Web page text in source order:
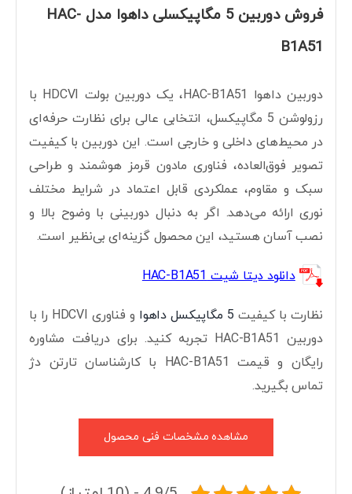
فروش دوربین 5 مگاپیکسلی داهوا مدل HAC-
B1A51
دوربین داهوا HAC-B1A51، یک دوربین بولت HDCVI با
رزولوشن 5 مگاپیکسل، انتخابی عالی برای نظارت حرفه‌ای
در محیط‌های داخلی و خارجی است. این دوربین با کیفیت
تصویر فوق‌العاده، فناوری مادون قرمز هوشمند و طراحی
سبک و مقاوم، عملکردی قابل اعتماد در شرایط مختلف
نوری ارائه می‌دهد. اگر به دنبال دوربینی با وضوح بالا و
نصب آسان هستید، این محصول گزینه‌ای بی‌نظیر است.
دانلود دیتا شیت HAC-B1A51
نظارت با کیفیت
و فناوری HDCVI را با
دوربین HAC-B1A51 تجربه کنید. برای دریافت مشاوره
رایگان و قیمت HAC-B1A51 با کارشناسان تارتن دژ
تماس بگیرید.
مشاهده مشخصات فنی محصول